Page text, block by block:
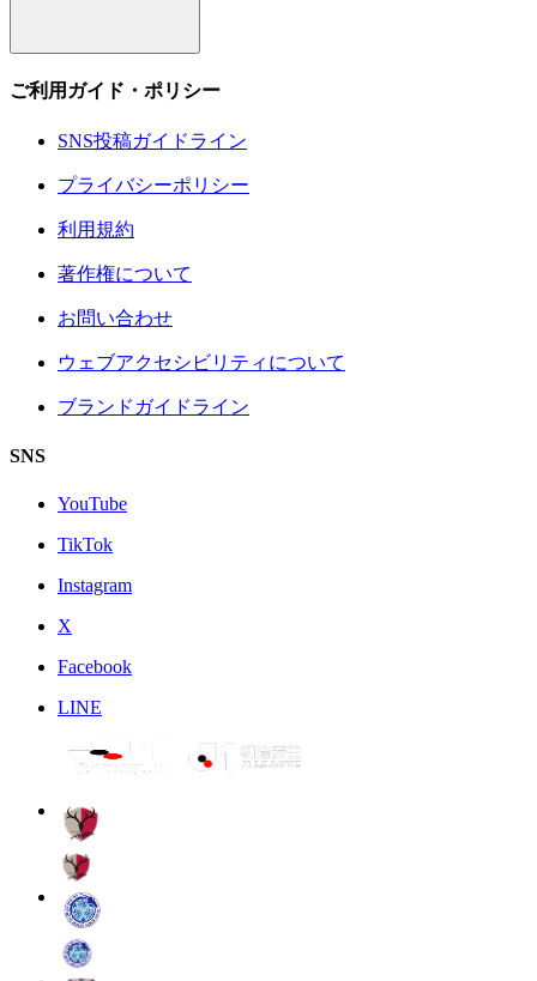
ご利用ガイド・ポリシー
SNS投稿ガイドライン
プライバシーポリシー
利用規約
著作権について
お問い合わせ
ウェブアクセシビリティについて
ブランドガイドライン
SNS
YouTube
TikTok
Instagram
X
Facebook
LINE